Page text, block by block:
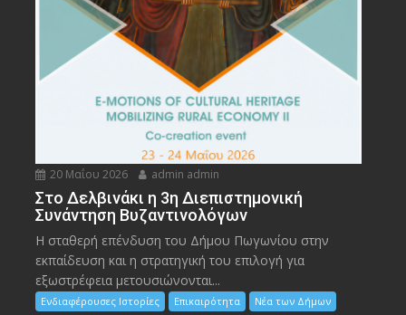
20 Μαΐου 2026 admin admin
Στο Δελβινάκι η 3η Διεπιστημονική
Συνάντηση Βυζαντινολόγων
Η σταθερή επένδυση του Δήμου Πωγωνίου στην
εκπαίδευση και η στρατηγική του επιλογή για
εξωστρέφεια μετουσιώνονται...
Ενδιαφέρουσες Ιστορίες Επικαιρότητα Νέα των Δήμων